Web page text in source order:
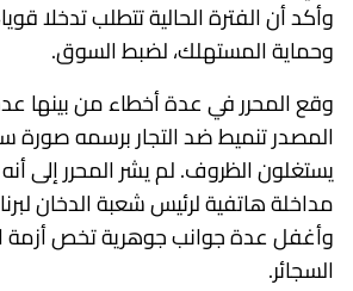
وأكد أن الفترة الحالية تتطلب تدخلا
وحماية المستهلك، لضبط السوق.
وقع المحرر في عدة أخطاء من بينها
المصدر تنميط ضد التجار برسمه صورة
يستغلون الظروف. لم يشر المحرر إلى
مداخلة هاتفية لرئيس شعبة الدخان
وأغفل عدة جوانب جوهرية تخص أزمة
السجائر.